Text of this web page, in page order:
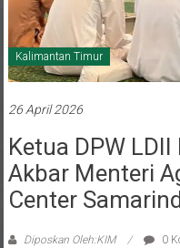
Kalimantan Timur
26 April 2026
Ketua DPW
Akbar Menteri
Center
Diposkan Oleh:KIM 0